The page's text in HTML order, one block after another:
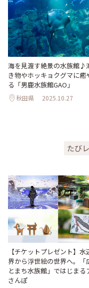
海を見渡す絶景の水族館♪
き物やホッキョクグマに癒
る「男鹿水族館GAO」
秋田県 2025.10.27
たび
【チケットプレゼント】水
界から浮世絵の世界へ。「
とまち水族館」ではじまる
さんぽ